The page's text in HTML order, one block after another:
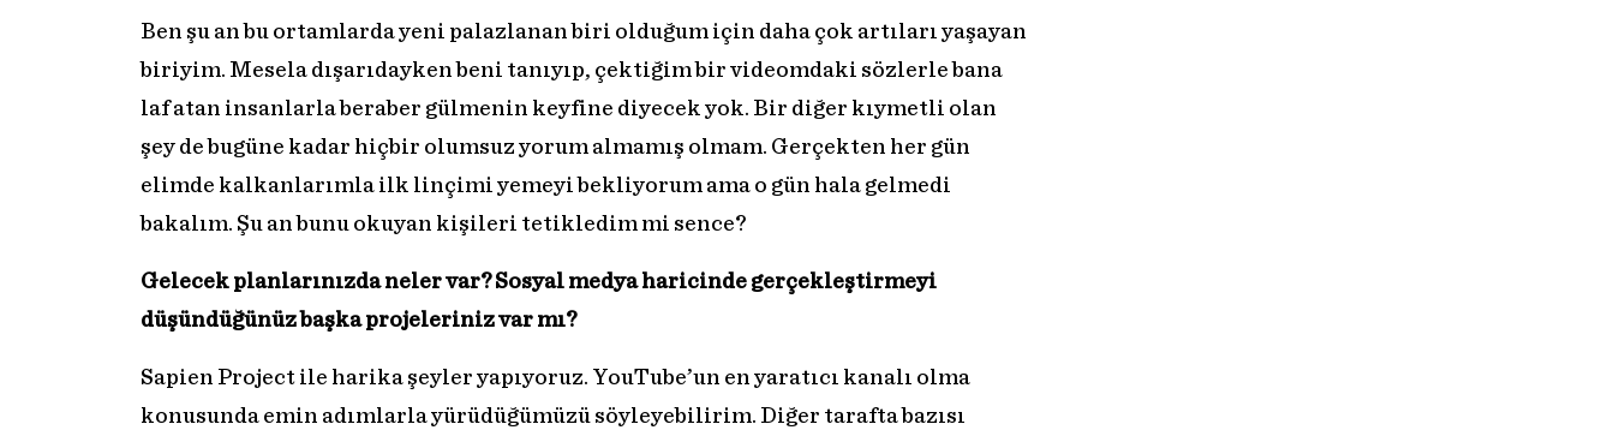
Ben şu an bu ortamlarda yeni palazlanan biri olduğum için daha çok artıları yaşayan
biriyim. Mesela dışarıdayken beni tanıyıp, çektiğim bir videomdaki sözlerle bana
laf atan insanlarla beraber gülmenin keyfine diyecek yok. Bir diğer kıymetli olan
şey de bugüne kadar hiçbir olumsuz yorum almamış olmam. Gerçekten her gün
elimde kalkanlarımla ilk linçimi yemeyi bekliyorum ama o gün hala gelmedi
bakalım. Şu an bunu okuyan kişileri tetikledim mi sence?
Gelecek planlarınızda neler var? Sosyal medya haricinde gerçekleştirmeyi
düşündüğünüz başka projeleriniz var mı?
Sapien Project ile harika şeyler yapıyoruz. YouTube’un en yaratıcı kanalı olma
konusunda emin adımlarla yürüdüğümüzü söyleyebilirim. Diğer tarafta bazısı